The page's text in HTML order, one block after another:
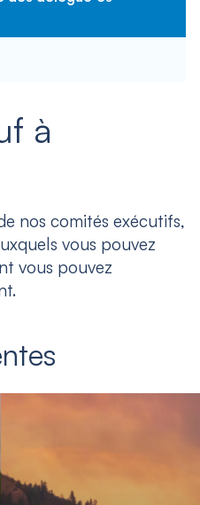
à
nos comités exécutifs,
vous pouvez
vous pouvez